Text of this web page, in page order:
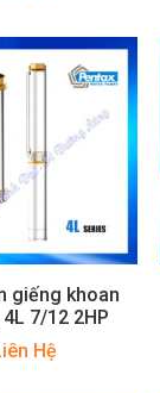
giếng khoan
4L 7/12 2HP
Hệ